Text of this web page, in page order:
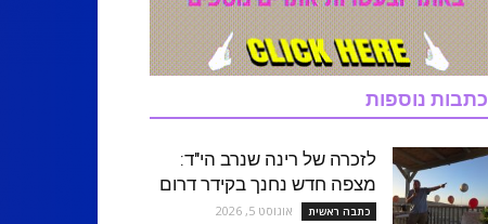
כתבות נוספות
לזכרה של רינה שנרב הי"ד:
מצפה חדש נחנך בקידר דרום
כתבה ראשית אוגוסט 5, 2026